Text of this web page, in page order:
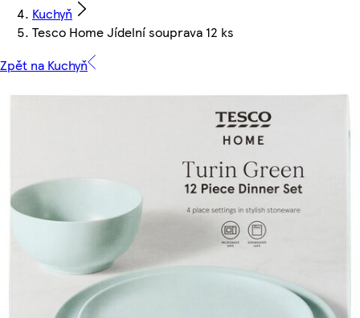
Kuchyň
Tesco Home Jídelní souprava 12 ks
Zpět na Kuchyň